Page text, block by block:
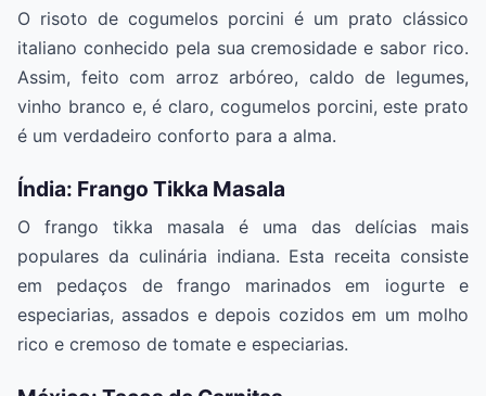
O risoto de cogumelos porcini é um prato clássico
italiano conhecido pela sua cremosidade e sabor rico.
Assim, feito com arroz arbóreo, caldo de legumes,
vinho branco e, é claro, cogumelos porcini, este prato
é um verdadeiro conforto para a alma.
Índia: Frango Tikka Masala
O frango tikka masala é uma das delícias mais
populares da culinária indiana. Esta receita consiste
em pedaços de frango marinados em iogurte e
especiarias, assados e depois cozidos em um molho
rico e cremoso de tomate e especiarias.